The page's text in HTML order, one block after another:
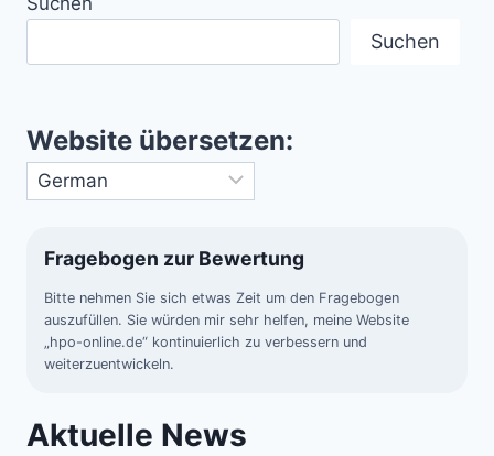
Suchen
Website übersetzen:
Fragebogen zur Bewertung
Bitte nehmen Sie sich etwas Zeit um den Fragebogen
auszufüllen. Sie würden mir sehr helfen, meine Website
„hpo-online.de“ kontinuierlich zu verbessern und
weiterzuentwickeln.
Aktuelle News